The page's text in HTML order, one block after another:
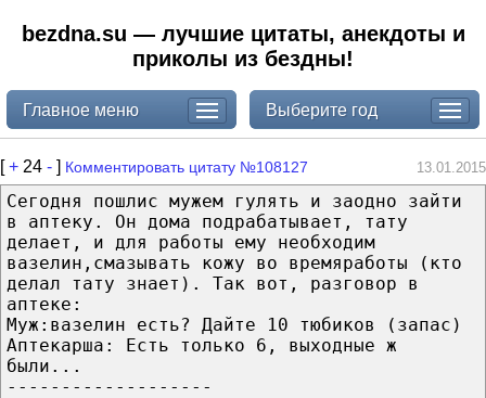
bezdna.su — лучшие цитаты, анекдоты и
приколы из бездны!
Главное меню Выберите год
[+ 24 - ] Комментировать цитату №108127 13.01.2015
Сегодня пошлис мужем гулять и заодно зайти
в аптеку. Он дома подрабатывает, тату
делает, и для работы ему необходим
вазелин,смазывать кожу во времяработы (кто
делал тату знает). Так вот, разговор в
аптеке:
Муж:вазелин есть? Дайте 10 тюбиков (запас)
Аптекарша: Есть только 6, выходные ж
были...
-------------------